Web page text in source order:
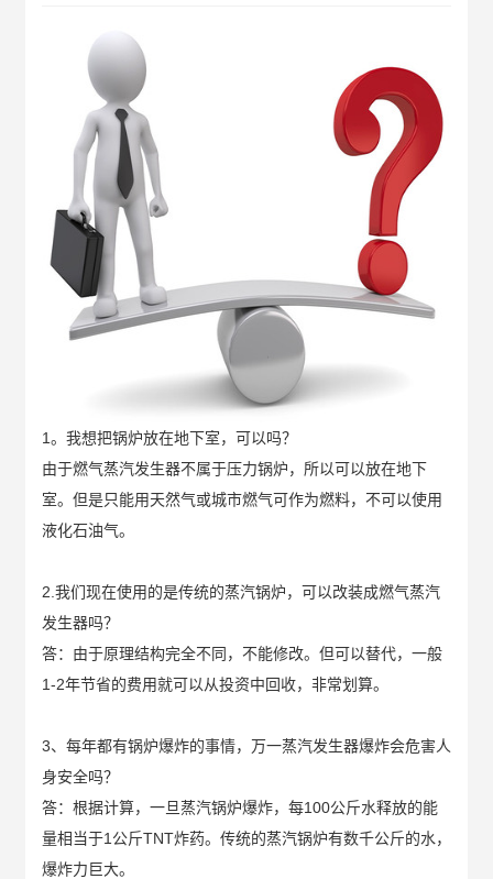
1。我想把锅炉放在地下室，可以吗？
由于燃气蒸汽发生器不属于压力锅炉，所以可以放在地下
室。但是只能用天然气或城市燃气可作为燃料，不可以使用
液化石油气。
2.我们现在使用的是传统的蒸汽锅炉，可以改装成燃气蒸汽
发生器吗？
答：由于原理结构完全不同，不能修改。但可以替代，一般
1-2年节省的费用就可以从投资中回收，非常划算。
3、每年都有锅炉爆炸的事情，万一蒸汽发生器爆炸会危害人
身安全吗？
答：根据计算，一旦蒸汽锅炉爆炸，每100公斤水释放的能
量相当于1公斤TNT炸药。传统的蒸汽锅炉有数千公斤的水，
爆炸力巨大。